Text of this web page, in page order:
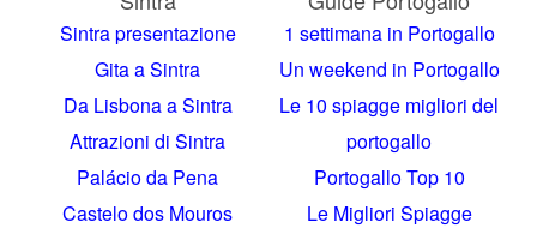
Sintra presentazione
Gita a Sintra
Da Lisbona a Sintra
Attrazioni di Sintra
Palácio da Pena
Castelo dos Mouros
1 settimana in Portogallo
Un weekend in Portogallo
Le 10 spiagge migliori del
portogallo
Portogallo Top 10
Le Migliori Spiagge